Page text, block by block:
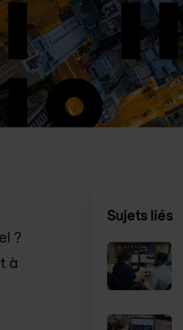
?
à
Sujets liés